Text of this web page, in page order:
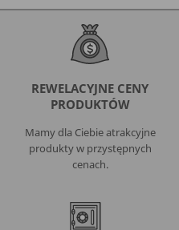
REWELACYJNE CENY
PRODUKTÓW
Mamy dla Ciebie atrakcyjne
produkty w przystępnych
cenach.